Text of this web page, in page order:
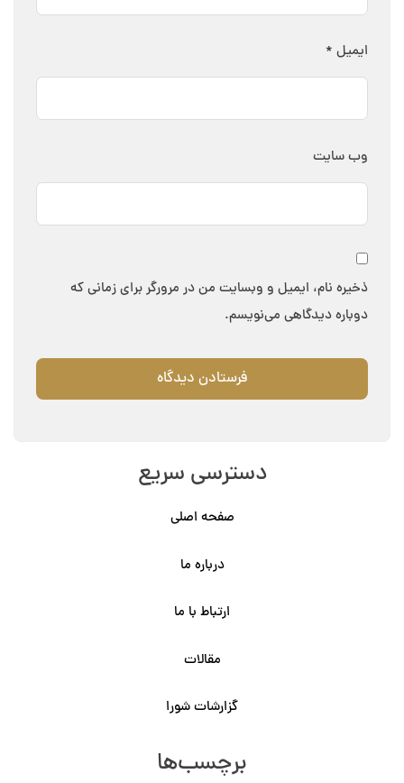
ایمیل *
وب‌ سایت
ذخیره نام، ایمیل و وبسایت من در مرورگر برای زمانی که
دوباره دیدگاهی می‌نویسم.
دسترسی سریع
صفحه اصلی
درباره ما
ارتباط با ما
مقالات
گزارشات شورا
برچسب‌ها